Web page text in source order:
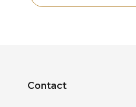
Contact